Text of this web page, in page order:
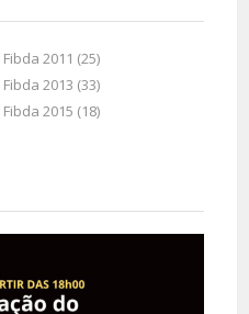
Fibda 2011 (25)
Fibda 2013 (33)
Fibda 2015 (18)